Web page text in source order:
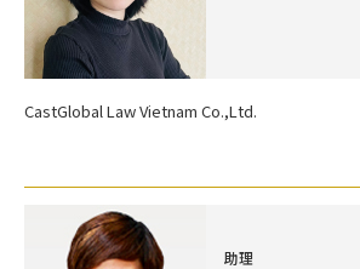
CastGlobal Law Vietnam Co.,Ltd.
助理